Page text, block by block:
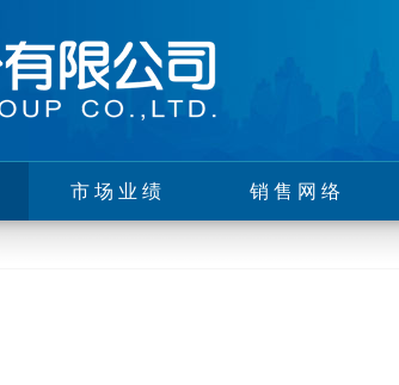
市场业绩 销售网络